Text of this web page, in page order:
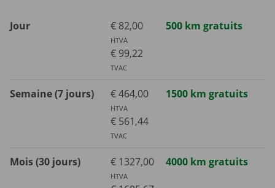
Jour € 82,00
HTVA
€ 99,22
TVAC
500 km gratuits
Semaine (7 jours) € 464,00
HTVA
€ 561,44
TVAC
1500 km gratuits
Mois (30 jours) € 1327,00
HTVA
4000 km gratuits